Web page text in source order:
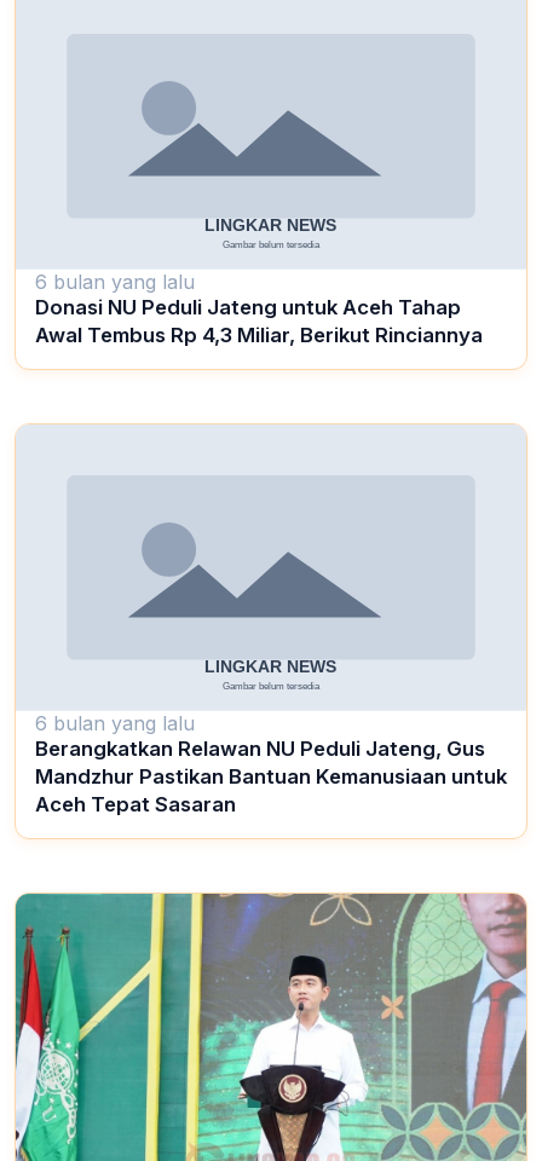
6 bulan yang lalu
Donasi NU Peduli Jateng untuk Aceh Tahap
Awal Tembus Rp 4,3 Miliar, Berikut Rinciannya
6 bulan yang lalu
Berangkatkan Relawan NU Peduli Jateng, Gus
Mandzhur Pastikan Bantuan Kemanusiaan untuk
Aceh Tepat Sasaran